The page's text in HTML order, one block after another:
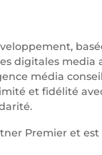
digitales media
média
et fidélité
Premier et